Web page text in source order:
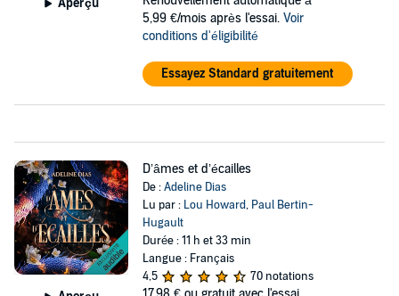
Aperçu
5,99 €/mois après l'essai. Voir
conditions d'éligibilité
Essayez Standard gratuitement
D’âmes et d’écailles
De :Adeline Dias
Lu par : Lou Howard, Paul Bertin-
Hugault
Durée : 11 h et 33 min
Langue : Français
4,5
70 notations